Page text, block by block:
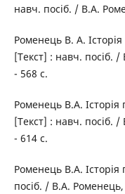
навч. посіб. / В.А.
Роменець В. А. Історія
[Текст] : навч. посіб.
- 568 с.
Роменець В.А. Історія
[Текст] : навч. посіб.
- 614 с.
Роменець В.А. Історія
посіб. / В.А.